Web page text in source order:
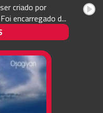
criado por
encarregado d...